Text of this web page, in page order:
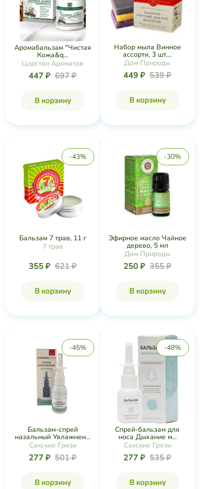
Аромабальзам "Чистая
Кожа&q...
Царство Ароматов
447 ₽ 697 ₽
В корзину
Набор мыла Винное
ассорти, 3 шт....
Дом Природы
449 ₽ 539 ₽
В корзину
-43%
Бальзам 7 трав, 11 г
7 трав
355 ₽ 621 ₽
В корзину
-30%
Эфирное масло Чайное
дерево, 5 мл
Дом Природы
250 ₽ 355 ₽
В корзину
-45%
Бальзам-спрей
назальный Увлажнен...
Сакские Грязи
277 ₽ 501 ₽
В корзину
-48%
Спрей-бальзам для
носа Дыхание м...
Сакские Грязи
277 ₽ 535 ₽
В корзину